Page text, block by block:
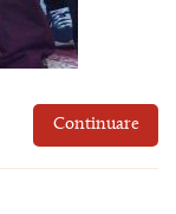
Continuare